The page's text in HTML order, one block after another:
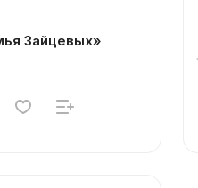
Зайцевых»